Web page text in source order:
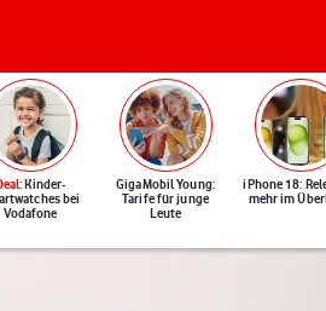
: Kinder-
bei
Vodafone
GigaMobil Young:
Tarife für junge
Leute
iPhone 18:
mehr im